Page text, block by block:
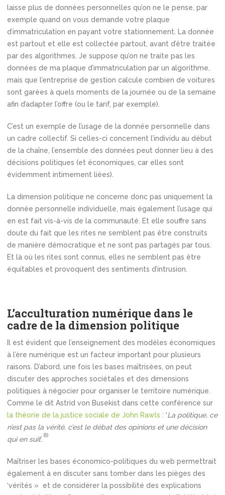
laisse plus de données personnelles qu’on ne le pense, par
exemple quand on vous demande votre plaque
d’immatriculation en payant votre stationnement. La donnée
est partout et elle est collectée partout, avant d’être traitée
par des algorithmes. Je suppose qu’on ne traite pas les
données de ma plaque d’immatriculation par un algorithme,
mais que l’entreprise de gestion calcule combien de voitures
sont garées à quels moments de la journée ou de la semaine
afin d’adapter l’offre (ou le tarif, par exemple).
C’est un exemple de l’usage de la donnée personnelle dans
un cadre collectif. Si celles-ci concernent l’individu au début
de la chaîne, l’ensemble des données peut donner lieu à des
décisions politiques (et économiques, car elles sont
évidemment intimement liées).
La dimension politique ne concerne donc pas uniquement la
donnée personnelle individuelle, mais également l’usage qui
en est fait vis-à-vis de la communauté. Et elle souffre sans
doute du fait que les rites ne semblent pas être construits
de manière démocratique et ne sont pas partagés par tous.
Et là où les rites sont connus, elles ne semblent pas être
équitables et provoquent des sentiments d’intrusion.
L’acculturation numérique dans le
cadre de la dimension politique
Il est évident que l’enseignement des modèles économiques
à l’ère numérique est un facteur important pour plusieurs
raisons. D’abord, une fois les bases maîtrisées, on peut
discuter des approches sociétales et des dimensions
politiques à négocier pour organiser le territoire numérique.
Comme le dit Astrid von Busekist dans cette conférence sur
la théorie de la justice sociale de John Rawls : ‘La politique, ce
n’est pas la vérité, c’est le débat des opinions et une décision
qui en suit’.
8)
Maîtriser les bases économico-politiques du web permettrait
également à en discuter sans tomber dans les pièges des
‘vérités » et de considérer la possibilité des explications